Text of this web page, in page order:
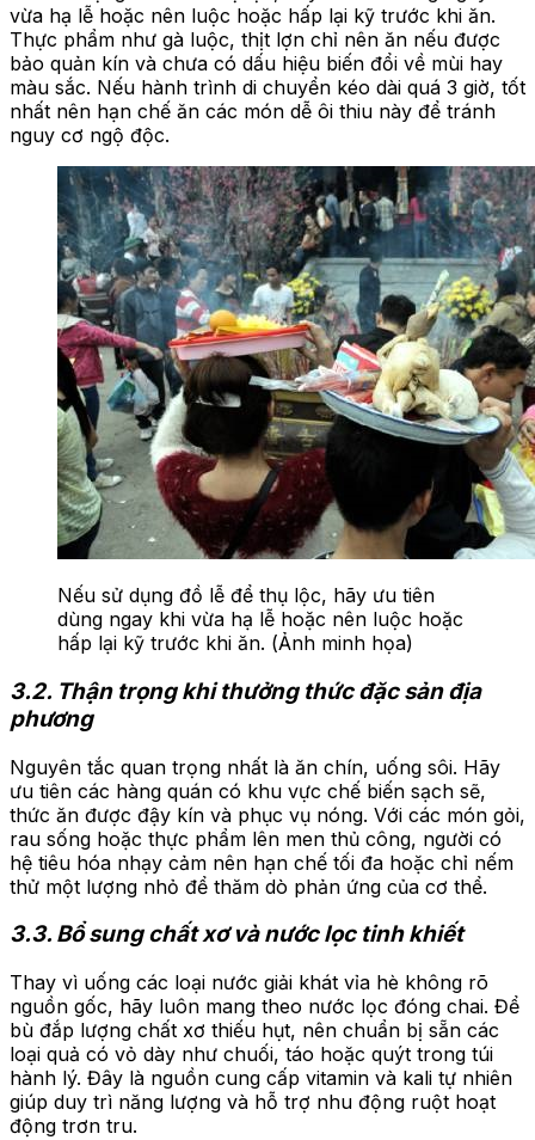
vừa hạ lễ hoặc nên luộc hoặc hấp lại kỹ trước khi ăn.
Thực phẩm như gà luộc, thịt lợn chỉ nên ăn nếu được
bảo quản kín và chưa có dấu hiệu biến đổi về mùi hay
màu sắc. Nếu hành trình di chuyển kéo dài quá 3 giờ, tốt
nhất nên hạn chế ăn các món dễ ôi thiu này để tránh
nguy cơ ngộ độc.
Nếu sử dụng đồ lễ để thụ lộc, hãy ưu tiên
dùng ngay khi vừa hạ lễ hoặc nên luộc hoặc
hấp lại kỹ trước khi ăn. (Ảnh minh họa)
3.2. Thận trọng khi thưởng thức đặc sản địa
phương
Nguyên tắc quan trọng nhất là ăn chín, uống sôi. Hãy
ưu tiên các hàng quán có khu vực chế biến sạch sẽ,
thức ăn được đậy kín và phục vụ nóng. Với các món gỏi,
rau sống hoặc thực phẩm lên men thủ công, người có
hệ tiêu hóa nhạy cảm nên hạn chế tối đa hoặc chỉ nếm
thử một lượng nhỏ để thăm dò phản ứng của cơ thể.
3.3. Bổ sung chất xơ và nước lọc tinh khiết
Thay vì uống các loại nước giải khát vỉa hè không rõ
nguồn gốc, hãy luôn mang theo nước lọc đóng chai. Để
bù đắp lượng chất xơ thiếu hụt, nên chuẩn bị sẵn các
loại quả có vỏ dày như chuối, táo hoặc quýt trong túi
hành lý. Đây là nguồn cung cấp vitamin và kali tự nhiên
giúp duy trì năng lượng và hỗ trợ nhu động ruột hoạt
động trơn tru.